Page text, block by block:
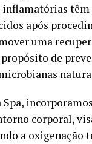
têm
após
uma
de
Spa,
corporal,
a oxigenação